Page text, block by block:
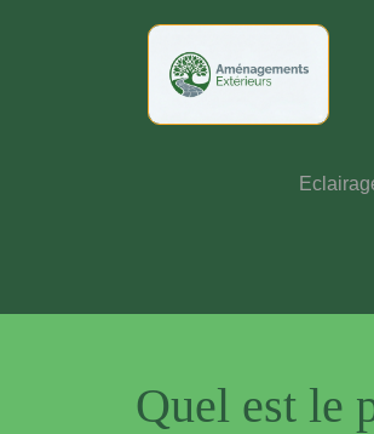
Quel est le